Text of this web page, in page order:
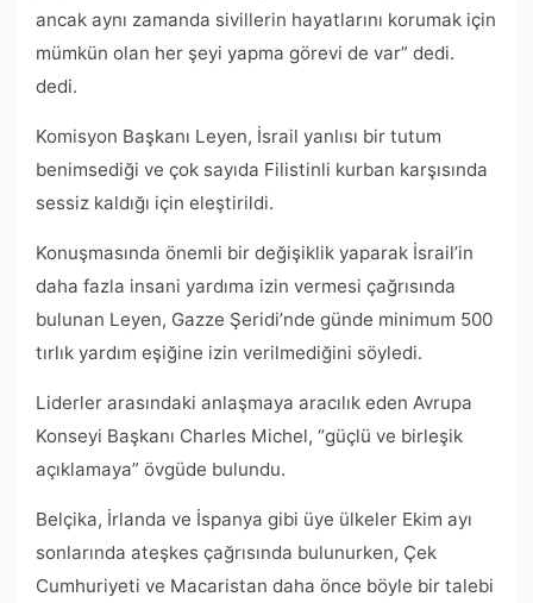
ancak aynı zamanda sivillerin hayatlarını korumak için
mümkün olan her şeyi yapma görevi de var” dedi.
dedi.
Komisyon Başkanı Leyen, İsrail yanlısı bir tutum
benimsediği ve çok sayıda Filistinli kurban karşısında
sessiz kaldığı için eleştirildi.
Konuşmasında önemli bir değişiklik yaparak İsrail’in
daha fazla insani yardıma izin vermesi çağrısında
bulunan Leyen, Gazze Şeridi’nde günde minimum 500
tırlık yardım eşiğine izin verilmediğini söyledi.
Liderler arasındaki anlaşmaya aracılık eden Avrupa
Konseyi Başkanı Charles Michel, “güçlü ve birleşik
açıklamaya” övgüde bulundu.
Belçika, İrlanda ve İspanya gibi üye ülkeler Ekim ayı
sonlarında ateşkes çağrısında bulunurken, Çek
Cumhuriyeti ve Macaristan daha önce böyle bir talebi